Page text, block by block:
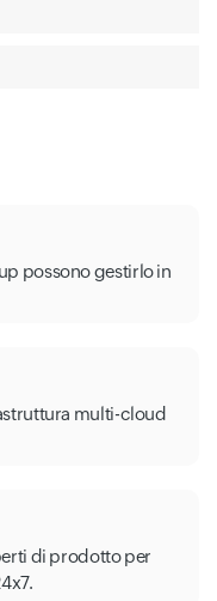
possono gestirlo in
multi-cloud
di prodotto per